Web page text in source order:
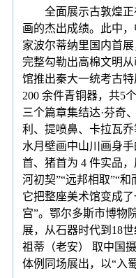
全面展示古敦煌正
画的杰出成绩。此中
家波尔蒂纳里国内首
完整勾勒出高棉文明
馆推出秦大一统考古
200 余件青铜器，共5
三个篇章集结达·芬奇
利、提喷鼻、卡拉瓦
水月壁画中山川画身
首、猪首为 4 件实品
河初契”“远邦相取”“和
它把整座美术馆变成
宫”。鄂尔多斯市博物
展，从石器时代到18
祖蒂（老安） 取中国
体例同场展出，以“入